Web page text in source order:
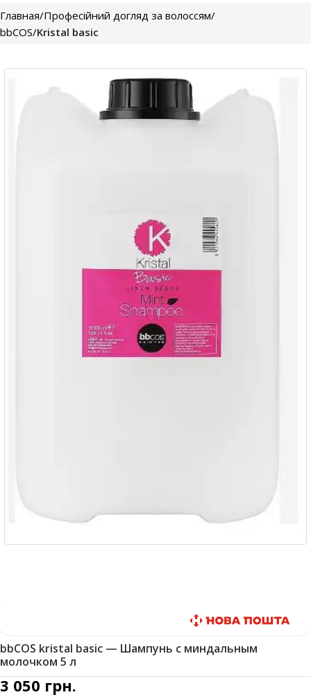
Главная Професійний догляд за волоссям
bbCOS Kristal basic
bbCOS kristal basic — Шампунь c миндальным
молочком 5 л
3 050 грн.